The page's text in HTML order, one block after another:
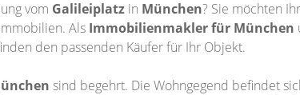
vom Galileiplatz in München? Sie möchten Ihr
Als Immobilienmakler für München
den passenden Käufer für Ihr Objekt.
sind begehrt. Die Wohngegend befindet